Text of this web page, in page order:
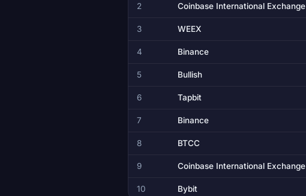
2 Coinbase International Exchange
3 WEEX
4 Binance
5 Bullish
6 Tapbit
7 Binance
8 BTCC
9 Coinbase International Exchange
10 Bybit